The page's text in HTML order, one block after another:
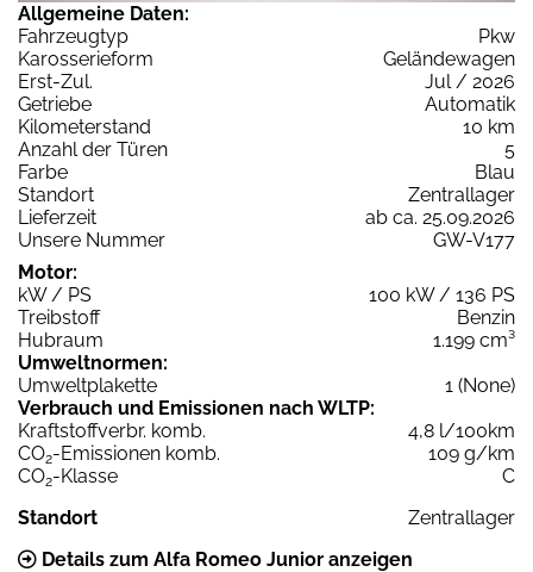
Allgemeine Daten:
Fahrzeugtyp
Pkw
Karosserieform
Geländewagen
Erst-Zul.
Jul / 2026
Getriebe
Automatik
Kilometerstand
10 km
Anzahl der Türen
5
Farbe
Blau
Standort
Zentrallager
Lieferzeit
ab ca. 25.09.2026
Unsere Nummer
GW-V177
Motor:
kW / PS
100 kW / 136 PS
Treibstoff
Benzin
Hubraum
1.199 cm³
Umweltnormen:
Umweltplakette
1 (None)
Verbrauch und Emissionen nach WLTP:
Kraftstoffverbr. komb.
4,8 l/100km
CO2-Emissionen komb.
109 g/km
CO2-Klasse
C
Standort
Zentrallager
Details zum Alfa Romeo Junior anzeigen